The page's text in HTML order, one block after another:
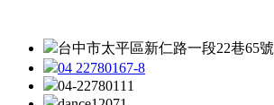
台中市太平區新仁路一段22巷65號
04 22780167-8
04-22780111